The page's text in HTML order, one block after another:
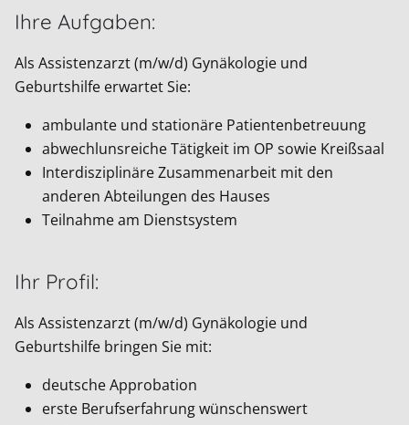
Ihre Aufgaben:
Als Assistenzarzt (m/w/d) Gynäkologie und
Geburtshilfe erwartet Sie:
ambulante und stationäre Patientenbetreuung
abwechlunsreiche Tätigkeit im OP sowie Kreißsaal
Interdisziplinäre Zusammenarbeit mit den
anderen Abteilungen des Hauses
Teilnahme am Dienstsystem
Ihr Profil:
Als Assistenzarzt (m/w/d) Gynäkologie und
Geburtshilfe bringen Sie mit:
deutsche Approbation
erste Berufserfahrung wünschenswert